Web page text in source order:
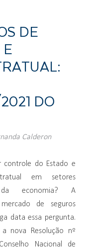
DE
E
DO
Calderon
controle do Estado e
em setores
da economia? A
de seguros
data essa pergunta.
a nova Resolução nº
Nacional de